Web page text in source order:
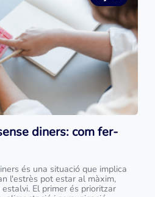
diners: com fer-
és una situació que implica
l'estrès pot estar al màxim,
El primer és prioritzar